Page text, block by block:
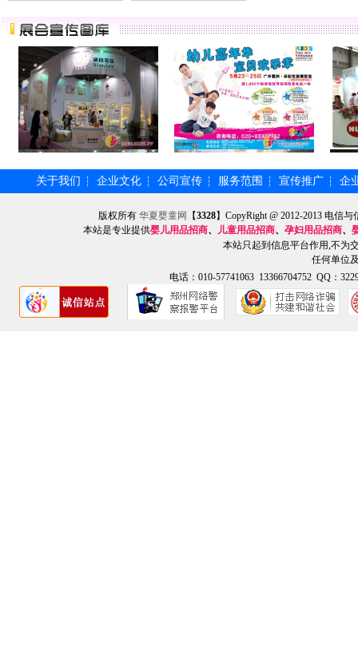
关于我们 ┆ 企业文化 ┆ 公司宣传 ┆ 服务范围 ┆ 宣传推广 ┆ 企
版权所有华夏婴童网 【3328】CopyRight @ 2012-2013 电信
本站是专业提供婴儿用品招商、 儿童用品招商、 孕妇用品招商、
本站只起到信息平台作用,不为
任何单位
电话：010-57741063 13366704752 QQ：